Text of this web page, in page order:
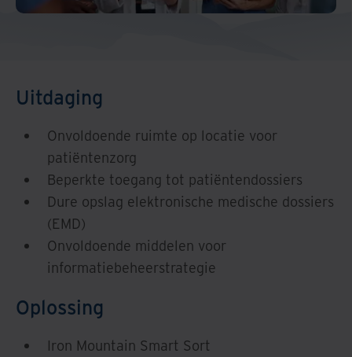
Uitdaging
Onvoldoende ruimte op locatie voor
patiëntenzorg
Beperkte toegang tot patiëntendossiers
Dure opslag elektronische medische dossiers
(EMD)
Onvoldoende middelen voor
informatiebeheerstrategie
Oplossing
Iron Mountain Smart Sort